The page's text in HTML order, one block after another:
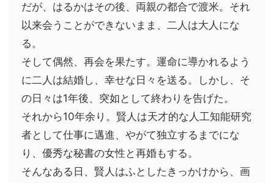
だが、はるかはその後、両親の都合で渡米。それ
以来会うことができないまま、二人は大人にな
る。
そして偶然、再会を果たす。運命に導かれるよう
に二人は結婚し、幸せな日々を送る。しかし、そ
の日々は1年後、突如として終わりを告げた。
それから10年余り。賢人は天才的な人工知能研究
者として仕事に邁進、やがて独立するまでにな
り、優秀な秘書の女性と再婚もする。
そんなある日、賢人はふとしたきっかけから、画